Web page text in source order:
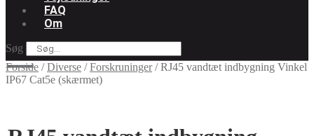
FAQ
Om
Søg
Forside /Diverse /Forskruninger/RJ45 vandtæt indbygning Vinkel
IP67 Cat5e (skærmet)